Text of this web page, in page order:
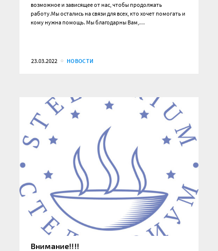
возможное и зависящее от нас, чтобы продолжать
работу.Мы остались на связи для всех, кто хочет помогать и
кому нужна помощь. Мы благодарны Вам,…
23.03.2022 НОВОСТИ
Внимание!!!!